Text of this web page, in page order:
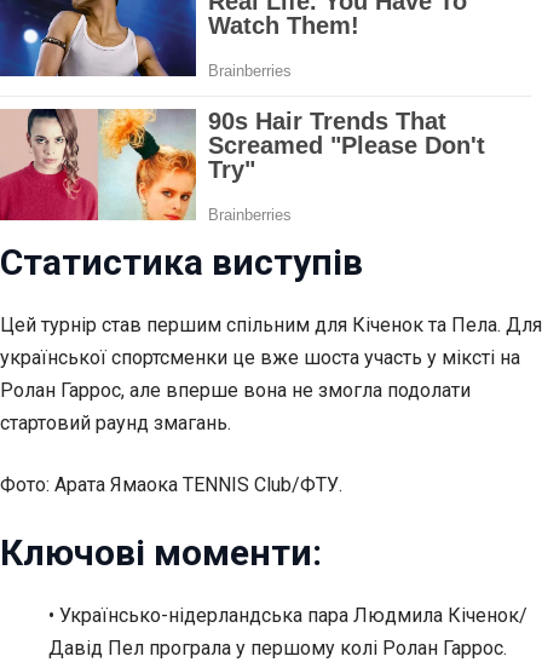
Статистика виступів
Цей турнір став першим спільним для Кіченок та Пела. Для
української спортсменки це вже шоста участь у міксті на
Ролан Гаррос, але вперше вона не змогла подолати
стартовий раунд змагань.
Фото: Арата Ямаока TENNIS Club/ФТУ.
Ключові моменти:
• Українсько-нідерландська пара Людмила Кіченок/
Давід Пел програла у першому колі Ролан Гаррос.